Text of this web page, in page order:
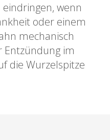
wenn
oder einem
mechanisch
Entzündung im
die Wurzelspitze